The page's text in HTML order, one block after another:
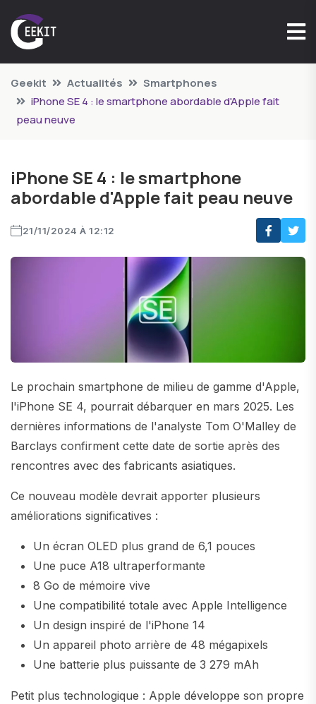
Geekit Actualités
Smartphones
iPhone SE 4 : le smartphone abordable d'Apple fait
peau neuve
iPhone SE 4 : le smartphone
abordable d'Apple fait peau neuve
21/11/2024 À 12:12
Le prochain smartphone de milieu de gamme d'Apple,
l'iPhone SE 4, pourrait débarquer en mars 2025. Les
dernières informations de l'analyste Tom O'Malley de
Barclays confirment cette date de sortie après des
rencontres avec des fabricants asiatiques.
Ce nouveau modèle devrait apporter plusieurs
améliorations significatives :
Un écran OLED plus grand de 6,1 pouces
Une puce A18 ultraperformante
8 Go de mémoire vive
Une compatibilité totale avec Apple Intelligence
Un design inspiré de l'iPhone 14
Un appareil photo arrière de 48 mégapixels
Une batterie plus puissante de 3 279 mAh
Petit plus technologique : Apple développe son propre